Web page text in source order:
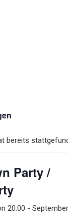
bereits
Party /
20:00 -